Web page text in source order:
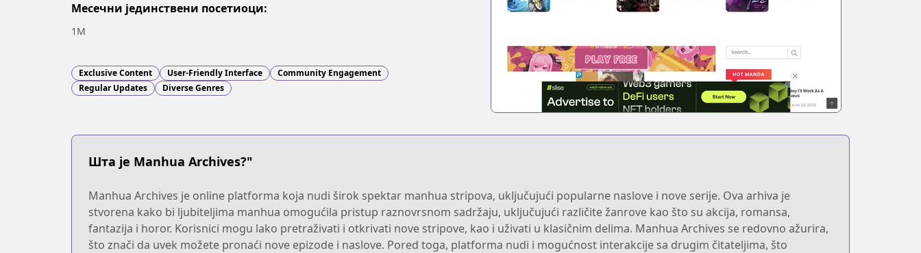
Месечни јединствени посетиоци:
1M
Exclusive Content User-Friendly Interface
Community Engagement
Regular Updates
Diverse Genres
Шта је Manhua Archives?"
Manhua Archives je online platforma koja nudi širok spektar manhua stripova, uključujući popularne naslove i nove serije. Ova arhiva je
stvorena kako bi ljubiteljima manhua omogućila pristup raznovrsnom sadržaju, uključujući različite žanrove kao što su akcija, romansa,
fantazija i horor. Korisnici mogu lako pretraživati i otkrivati nove stripove, kao i uživati u klasičnim delima. Manhua Archives se redovno ažurira,
što znači da uvek možete pronaći nove epizode i naslove. Pored toga, platforma nudi i mogućnost interakcije sa drugim čitateljima, što